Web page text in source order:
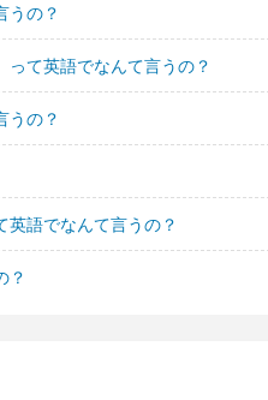
うの？
て英語でなんて言うの？
うの？
英語でなんて言うの？
？